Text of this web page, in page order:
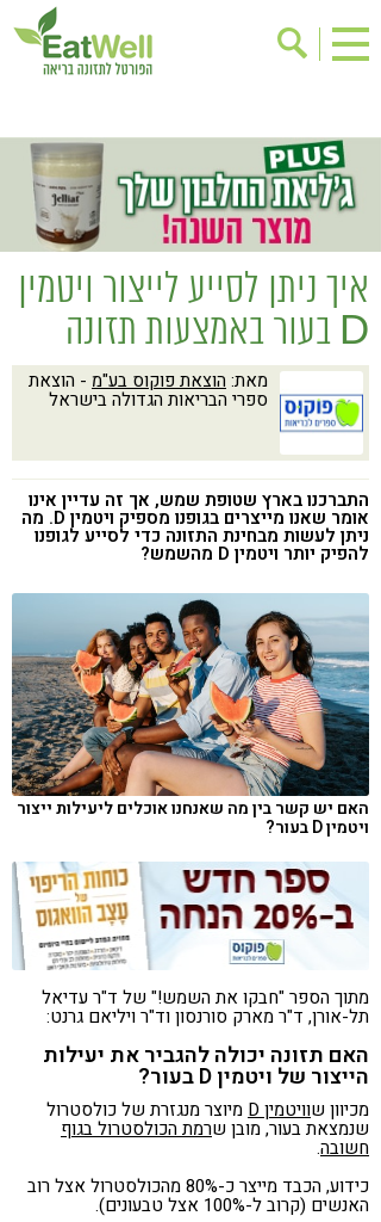
בישול בריא
אינדקס עסקים
ריפוי ומניעת מחלות
בריאות האישה
תוספי תזונה
מתכוני בריאות
אירועים
שינוי תזונתי
גישות בתזונה
דיאטה
מזונות על
ילדים
רגישות לגלוטן
טעים להכיר
קורונה
טבעונות
איך ניתן לסייע לייצור ויטמין
D בעור באמצעות תזונה
מאת: הוצאת פוקוס בע"מ - הוצאת
ספרי הבריאות הגדולה בישראל
התברכנו בארץ שטופת שמש, אך זה עדיין אינו
אומר שאנו מייצרים בגופנו מספיק ויטמין D. מה
ניתן לעשות מבחינת התזונה כדי לסייע לגופנו
להפיק יותר ויטמין D מהשמש?
האם יש קשר בין מה שאנחנו אוכלים ליעילות ייצור
ויטמין D בעור?
מתוך הספר "חבקו את השמש!" של ד"ר עדיאל
תל-אורן, ד"ר מארק סורנסון וד"ר ויליאם גרנט:
האם תזונה יכולה להגביר את יעילות
הייצור של ויטמין D בעור?
מכיוון שוויטמין D מיוצר מנגזרת של כולסטרול
שנמצאת בעור, מובן שרמת הכולסטרול בגוף
חשובה.
כידוע, הכבד מייצר כ-80% מהכולסטרול אצל רוב
האנשים (קרוב ל-100% אצל טבעונים).